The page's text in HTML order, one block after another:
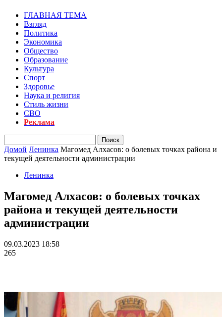
ГЛАВНАЯ ТЕМА
Взгляд
Политика
Экономика
Общество
Образование
Культура
Спорт
Здоровье
Наука и религия
Стиль жизни
СВО
Реклама
Домой Ленинка Магомед Алхасов: о болевых точках района и
текущей деятельности администрации
Ленинка
Магомед Алхасов: о болевых точках
района и текущей деятельности
администрации
09.03.2023 18:58
265